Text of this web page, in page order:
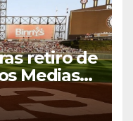
retiro de
Medias